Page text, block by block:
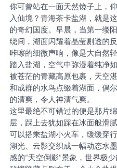
你可曾站在一面天然镜子上，
入仙境？青海茶卡盐湖，就是
的奇幻国度。早晨，当第一缕
绕间，湖面闪耀着晶莹剔透的
咔嚓的细微声响，像是大自然轻
踏入盐湖，空气中弥漫着纯净
被苍茫的青藏高原包裹，天空
和成群的水鸟点缀着湖面，偶
的清爽，令人神清气爽。
这里最绝不可错过的便是那片
层，踩上去犹如踩在冰面般滑
可以搭乘盐湖小火车，缓缓穿
湖光、云影交织成一幅动态水
感的“天空倒影”景象，世界极少